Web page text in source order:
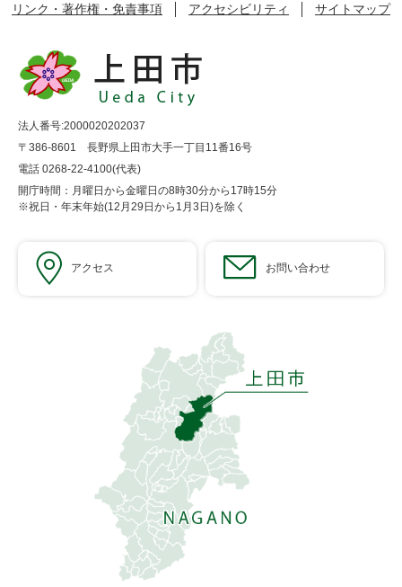
リンク・著作権・免責事項
アクセシビリティ サイトマップ
法人番号:2000020202037
〒386-8601 長野県上田市大手一丁目11番16号
電話 0268-22-4100(代表)
開庁時間：月曜日から金曜日の8時30分から17時15分
※祝日・年末年始(12月29日から1月3日)を除く
アクセス お問い合わせ